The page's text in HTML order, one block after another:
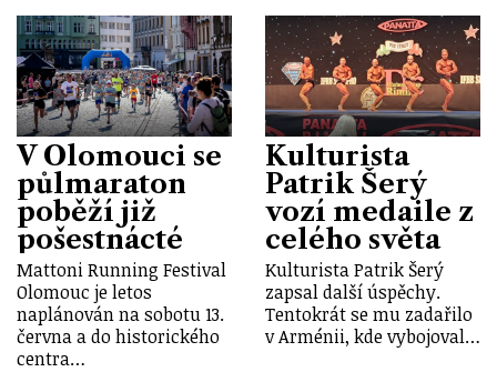
V Olomouci se
půlmaraton
poběží již
pošestnácté
Mattoni Running Festival
Olomouc je letos
naplánován na sobotu 13.
června a do historického
centra…
Kulturista
Patrik Šerý
vozí medaile z
celého světa
Kulturista Patrik Šerý
zapsal další úspěchy.
Tentokrát se mu zadařilo
v Arménii, kde vybojoval…